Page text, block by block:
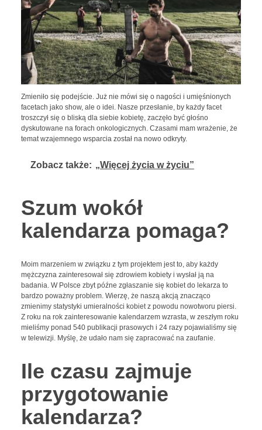
Zmieniło się podejście. Już nie mówi się o nagości i umięśnionych
facetach jako show, ale o idei. Nasze przesłanie, by każdy facet
troszczył się o bliską dla siebie kobietę, zaczęło być głośno
dyskutowane na forach onkologicznych. Czasami mam wrażenie, że
temat wzajemnego wsparcia został na nowo odkryty.
Zobacz także: „Więcej życia w życiu”
Szum wokół
kalendarza pomaga?
Moim marzeniem w związku z tym projektem jest to, aby każdy
mężczyzna zainteresował się zdrowiem kobiety i wysłał ją na
badania. W Polsce zbyt późne zgłaszanie się kobiet do lekarza to
bardzo poważny problem. Wierzę, że naszą akcją znacząco
zmienimy statystyki umieralności kobiet z powodu nowotworu piersi.
Z roku na rok zainteresowanie kalendarzem wzrasta, w zeszłym roku
mieliśmy ponad 540 publikacji prasowych i 24 razy pojawialiśmy się
w telewizji. Myślę, że udało nam się zapracować na zaufanie.
Ile czasu zajmuje
przygotowanie
kalendarza?